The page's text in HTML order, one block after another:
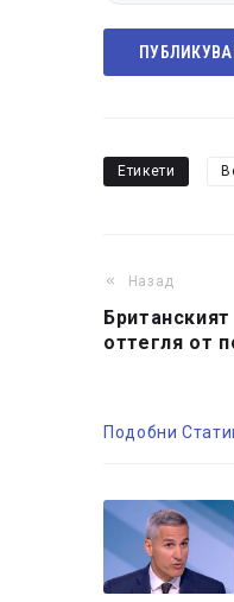
Етикети
Назад
оттегля от
Подобни